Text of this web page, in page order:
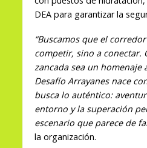
DEA para garantizar la
“Buscamos que el
competir, sino a conectar.
zancada sea un homenaje
Desafío Arrayanes nace
busca lo auténtico:
entorno y la superación
escenario que parece de
la organización.